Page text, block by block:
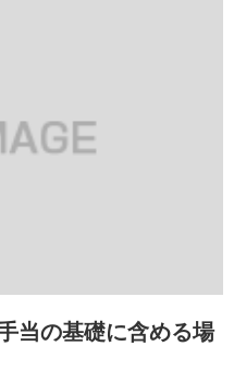
当の基礎に含める場